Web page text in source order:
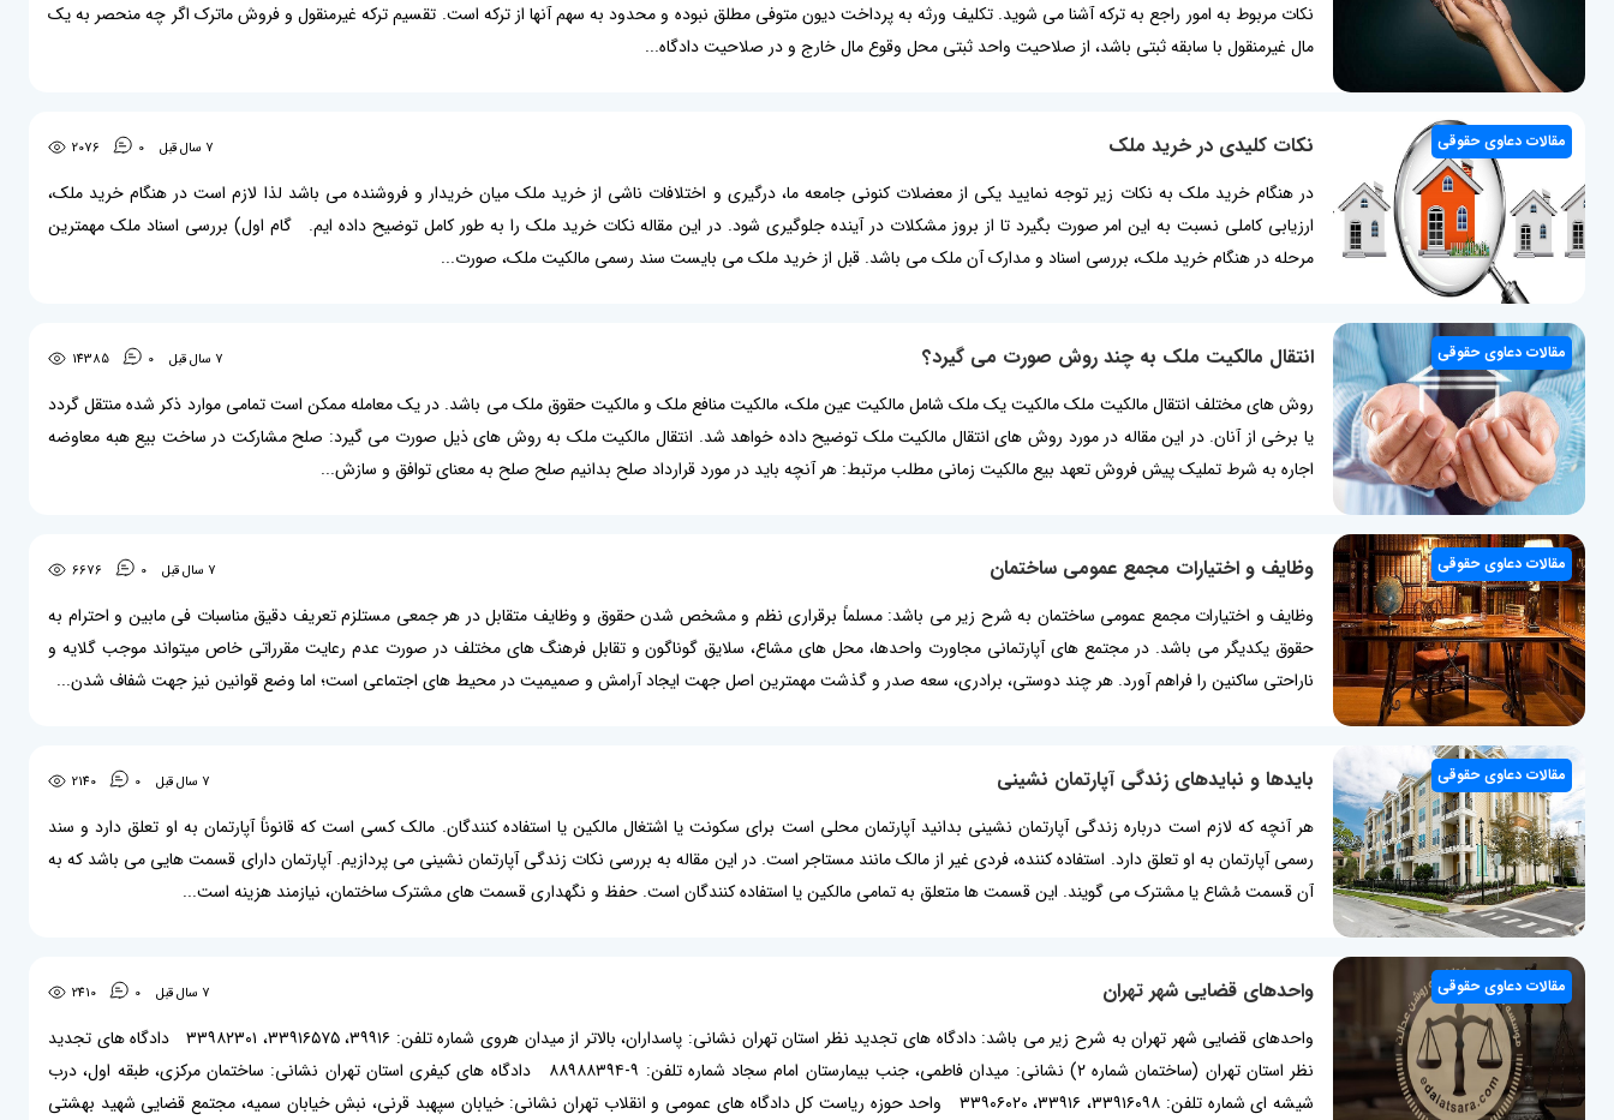
نکات مربوط به امور راجع به ترکه آشنا می شوید. تکلیف ورثه به پرداخت دیون متوفی مطلق نبوده و محدود به سهم آنها از ترکه است. تقسیم ترکه غیرمنقول و فروش ماترک اگر چه منحصر به یک
مال غیرمنقول با سابقه ثبتی باشد، از صلاحیت واحد ثبتی محل وقوع مال خارج و در صلاحیت دادگاه...
مقالات دعاوی حقوقی نکات کلیدی در خرید ملک 7 سال قبل 0
2076
در هنگام خرید ملک به نکات زیر توجه نمایید یکی از معضلات کنونی جامعه ما، درگیری و اختلافات ناشی از خرید ملک میان خریدار و فروشنده می باشد لذا لازم است در هنگام خرید ملک،
ارزیابی کاملی نسبت به این امر صورت بگیرد تا از بروز مشکلات در آینده جلوگیری شود. در این مقاله نکات خرید ملک را به طور کامل توضیح داده ایم. گام اول) بررسی اسناد ملک مهمترین
مرحله در هنگام خرید ملک، بررسی اسناد و مدارک آن ملک می باشد. قبل از خرید ملک می بایست سند رسمی مالکیت ملک، صورت...
مقالات دعاوی حقوقی انتقال مالکیت ملک به چند روش صورت می گیرد؟ 7 سال قبل 0
14385
روش های مختلف انتقال مالکیت ملک مالکیت یک ملک شامل مالکیت عین ملک، مالکیت منافع ملک و مالکیت حقوق ملک می باشد. در یک معامله ممکن است تمامی موارد ذکر شده منتقل گردد
یا برخی از آنان. در این مقاله در مورد روش های انتقال مالکیت ملک توضیح داده خواهد شد. انتقال مالکیت ملک به روش های ذیل صورت می گیرد: صلح مشارکت در ساخت بیع هبه معاوضه
اجاره به شرط تملیک پیش فروش تعهد بیع مالکیت زمانی مطلب مرتبط: هر آنچه باید در مورد قرارداد صلح بدانیم صلح صلح به معنای توافق و سازش...
مقالات دعاوی حقوقی وظایف و اختیارات مجمع عمومی ساختمان 7 سال قبل 0
6676
وظایف و اختیارات مجمع عمومی ساختمان به شرح زیر می باشد: مسلماً برقراری نظم و مشخص شدن حقوق و وظایف متقابل در هر جمعی مستلزم تعریف دقیق مناسبات فی مابین و احترام به
حقوق یکدیگر می ­باشد. در مجتمع ­های آپارتمانی مجاورت واحدها، محل های مشاع، سلایق گوناگون و تقابل فرهنگ های مختلف در صورت عدم رعایت مقرراتی خاص میتواند موجب گلایه و
ناراحتی ساکنین را فراهم آورد. هر چند دوستی، برادری، سعه صدر و گذشت مهمترین اصل جهت ایجاد آرامش و صمیمیت در محیط های اجتماعی است؛ اما وضع قوانین نیز جهت شفاف شدن...
مقالات دعاوی حقوقی بایدها و نبایدهای زندگی آپارتمان نشینی 7 سال قبل 0
2140
هر آنچه که لازم است درباره زندگی آپارتمان نشینی بدانید آپارتمان محلی است برای سکونت یا اشتغال مالکین یا استفاده کنندگان. مالک کسی است که قانوناً آپارتمان به او تعلق دارد و سند
رسمی آپارتمان به او تعلق دارد. استفاده کننده، فردی غیر از مالک مانند مستاجر است. در این مقاله به بررسی نکات زندگی آپارتمان نشینی می پردازیم. آپارتمان دارای قسمت هایی می باشد که به
آن قسمت مُشاع یا مشترک می گویند. این قسمت ها متعلق به تمامی مالکین یا استفاده کنندگان است. حفظ و نگهداری قسمت های مشترک ساختمان، نیازمند هزینه است...
مقالات دعاوی حقوقی واحدهای قضایی شهر تهران 7 سال قبل 0
2410
واحدهای قضایی شهر تهران به شرح زیر می باشد: دادگاه های تجدید نظر استان تهران نشانی: پاسداران، بالاتر از میدان هروی شماره تلفن: ۳۹۹۱۶، ۳۳۹۱۶۵۷۵، ۳۳۹۸۲۳۰۱ دادگاه های تجدید
نظر استان تهران (ساختمان شماره ۲) نشانی: میدان فاطمی، جنب بیمارستان امام سجاد شماره تلفن: ۹-۸۸۹۸۸۳۹۴ دادگاه های کیفری استان تهران نشانی: ساختمان مرکزی، طبقه اول، درب
شیشه ای شماره تلفن: ۳۳۹۱۶۰۹۸، ۳۳۹۱۶، ۳۳۹۰۶۰۲۰ واحد حوزه ریاست کل دادگاه های عمومی و انقلاب تهران نشانی: خیابان سپهبد قرنی، نبش خیابان سمیه، مجتمع قضایی شهید بهشتی